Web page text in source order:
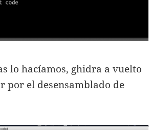
lo hacíamos, ghidra a vuelto
por el desensamblado de